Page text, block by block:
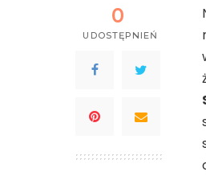
0
UDOSTĘPNIEŃ